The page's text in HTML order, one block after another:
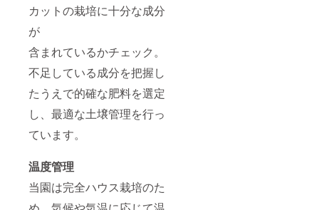
カットの栽培に十分な成分
が
含まれているかチェック。
不足している成分を把握し
たうえで的確な肥料を選定
し、最適な土壌管理を行っ
ています。
温度管理
当園は完全ハウス栽培のた